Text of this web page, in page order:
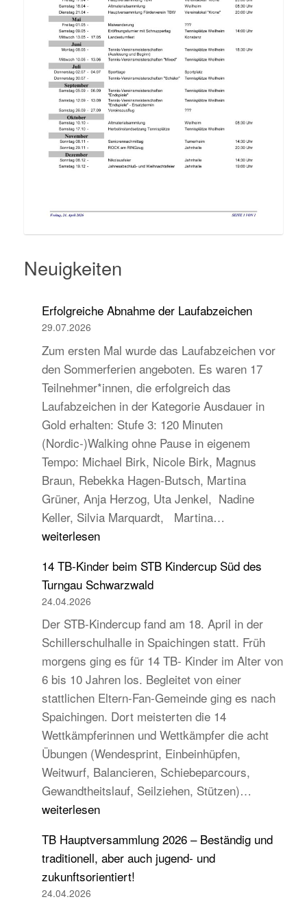
Neuigkeiten
Erfolgreiche Abnahme der Laufabzeichen
29.07.2026
Zum ersten Mal wurde das Laufabzeichen vor
den Sommerferien angeboten. Es waren 17
Teilnehmer*innen, die erfolgreich das
Laufabzeichen in der Kategorie Ausdauer in
Gold erhalten: Stufe 3: 120 Minuten
(Nordic-)Walking ohne Pause in eigenem
Tempo: Michael Birk, Nicole Birk, Magnus
Braun, Rebekka Hagen-Butsch, Martina
Grüner, Anja Herzog, Uta Jenkel, Nadine
Keller, Silvia Marquardt, Martina…
Laufabzeichen
weiterlesen
14 TB-Kinder beim STB Kindercup Süd des
Turngau Schwarzwald
24.04.2026
Der STB-Kindercup fand am 18. April in der
Schillerschulhalle in Spaichingen statt. Früh
morgens ging es für 14 TB- Kinder im Alter von
6 bis 10 Jahren los. Begleitet von einer
stattlichen Eltern-Fan-Gemeinde ging es nach
Spaichingen. Dort meisterten die 14
Wettkämpferinnen und Wettkämpfer die acht
Übungen (Wendesprint, Einbeinhüpfen,
Weitwurf, Balancieren, Schiebeparcours,
Gewandtheitslauf, Seilziehen, Stützen)…
beim
weiterlesen
TB Hauptversammlung 2026 – Beständig und
traditionell, aber auch jugend- und
zukunftsorientiert!
24.04.2026